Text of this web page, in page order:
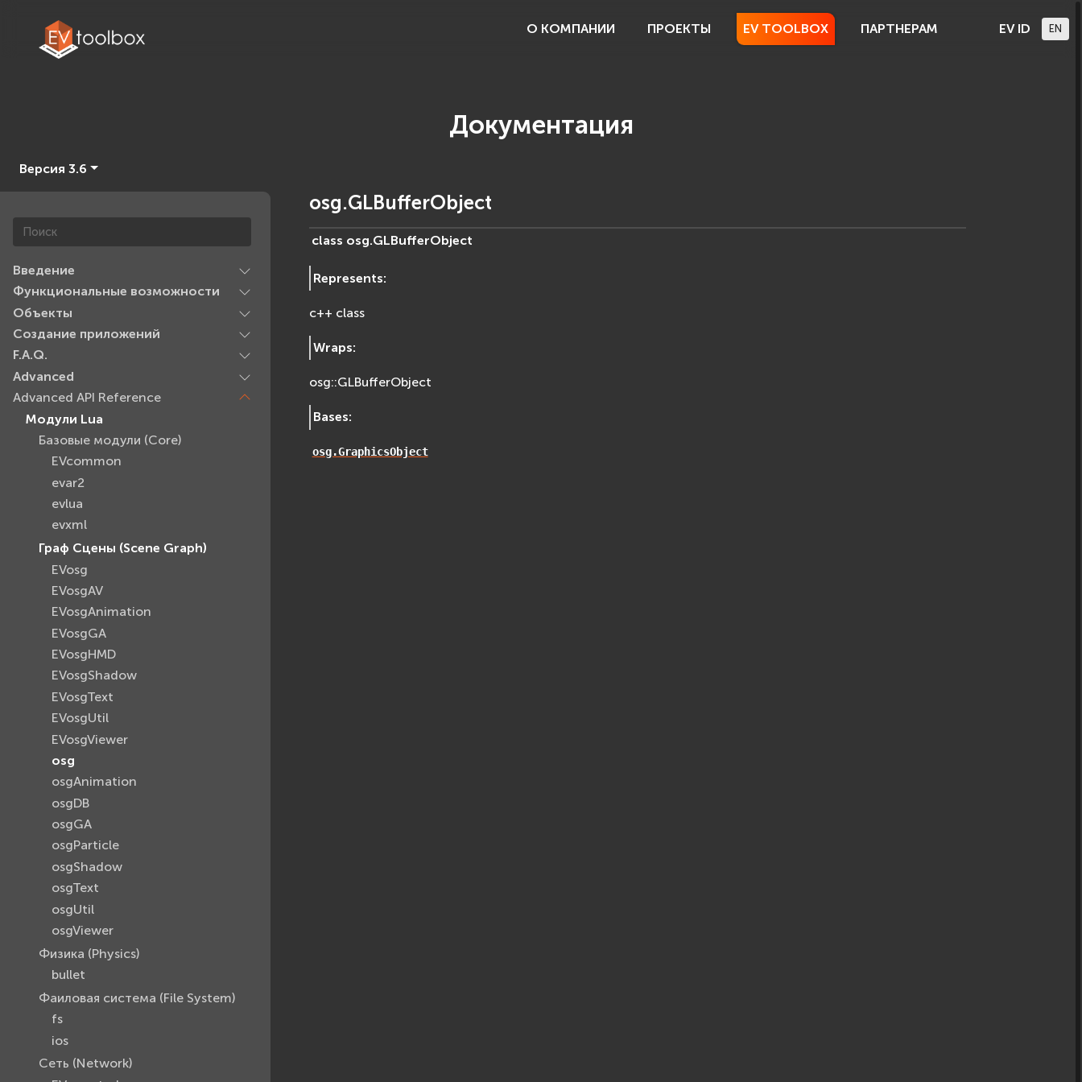
О КОМПАНИИ ПРОЕКТЫ EV TOOLBOX ПАРТНЕРАМ EV ID EN
Документация
Версия 3.6
Введение
Функциональные возможности
Объекты
Создание приложений
F.A.Q.
Advanced
Advanced API Reference
Модули Lua
Базовые модули (Core)
EVcommon
evar2
evlua
evxml
Граф Сцены (Scene Graph)
EVosg
EVosgAV
EVosgAnimation
EVosgGA
EVosgHMD
EVosgShadow
EVosgText
EVosgUtil
EVosgViewer
osg
osgAnimation
osgDB
osgGA
osgParticle
osgShadow
osgText
osgUtil
osgViewer
Физика (Physics)
bullet
Фаиловая система (File System)
fs
ios
Сеть (Network)
osg.GLBufferObject
class osg.GLBufferObject
Represents:
c++ class
Wraps:
osg::GLBufferObject
Bases:
osg.GraphicsObject